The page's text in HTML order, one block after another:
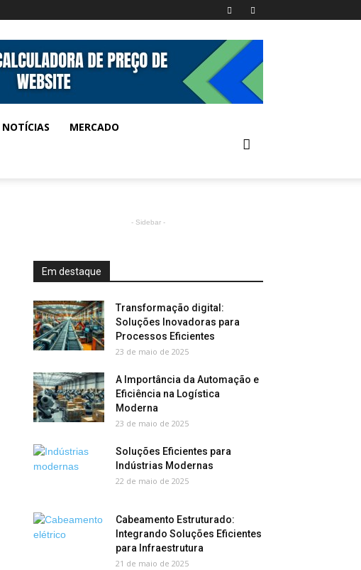
NOTÍCIAS MERCADO
- Sidebar -
Em destaque
Transformação digital:
Soluções Inovadoras para
Processos Eficientes
23 de maio de 2025
A Importância da Automação e
Eficiência na Logística
Moderna
23 de maio de 2025
Soluções Eficientes para
Indústrias Modernas
22 de maio de 2025
Cabeamento Estruturado:
Integrando Soluções Eficientes
para Infraestrutura
21 de maio de 2025